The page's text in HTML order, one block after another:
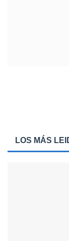
LOS MÁS